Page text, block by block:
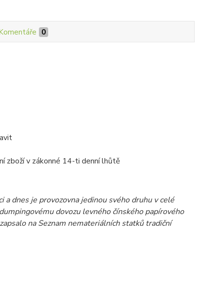
0
zboží v zákonné 14-ti denní lhůtě
dnes je provozovna jedinou svého druhu v celé
dovozu levného čínského papírového
na Seznam nemateriálních statků tradiční